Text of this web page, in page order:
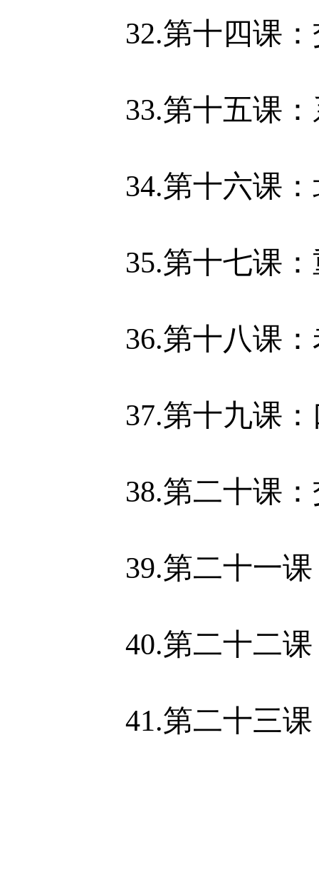
32.第十四课
33.第十五课
34.第十六课
35.第十七课
36.第十八课
37.第十九课
38.第二十课
39.第二十一
40.第二十二
41.第二十三